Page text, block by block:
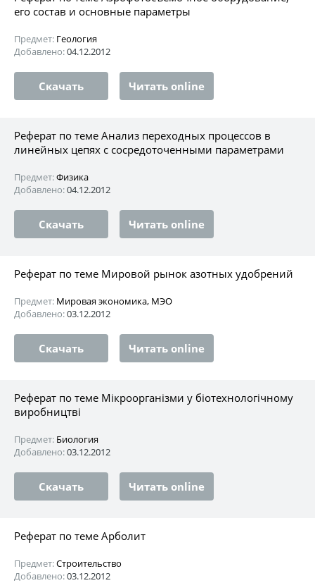
его состав и основные параметры
Предмет: Геология
Добавлено:04.12.2012
Скачать Читать online
Реферат по теме Анализ переходных процессов в
линейных цепях с сосредоточенными параметрами
Предмет:Физика
Добавлено:04.12.2012
Скачать Читать online
Реферат по теме Мировой рынок азотных удобрений
Предмет: Мировая экономика, МЭО
Добавлено:03.12.2012
Скачать Читать online
Реферат по теме Мікроорганізми у біотехнологічному
виробництві
Предмет: Биология
Добавлено:03.12.2012
Скачать Читать online
Реферат по теме Арболит
Предмет:Строительство
Добавлено:03.12.2012